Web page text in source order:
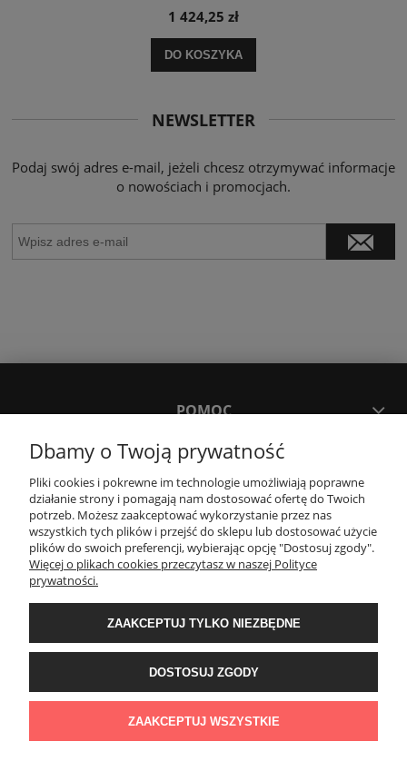
1 424,25 zł
DO KOSZYKA
NEWSLETTER
Podaj swój adres e-mail, jeżeli chcesz otrzymywać informacje
o nowościach i promocjach.
POMOC
MOJE KONTO
PŁATNOŚCI I DOSTAWA
KONTAKT
Wyposażenie łazienek Łazienki.eco | Pawła 23, 41-708 Ruda Śląska | E-mail:
sklep@lazienki.eco | Tel.: 600 012 164 lub 600 012 159 | TGS Przemysław
Stoń | NIP: 6312213594 | REGON: 276403698
Dbamy o Twoją prywatność
Pliki cookies i pokrewne im technologie umożliwiają poprawne
działanie strony i pomagają nam dostosować ofertę do Twoich
potrzeb. Możesz zaakceptować wykorzystanie przez nas
wszystkich tych plików i przejść do sklepu lub dostosować użycie
plików do swoich preferencji, wybierając opcję "Dostosuj zgody".
Więcej o plikach cookies przeczytasz w naszej Polityce
prywatności.
ZAAKCEPTUJ TYLKO NIEZBĘDNE
DOSTOSUJ ZGODY
ZAAKCEPTUJ WSZYSTKIE